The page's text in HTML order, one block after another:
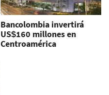
Bancolombia invertirá
US$160 millones en
Centroamérica